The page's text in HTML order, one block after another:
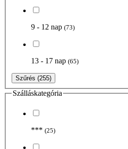
9 - 12 nap (73)
13 - 17 nap (65)
Szűrés (255)
Szálláskategória
*** (25)